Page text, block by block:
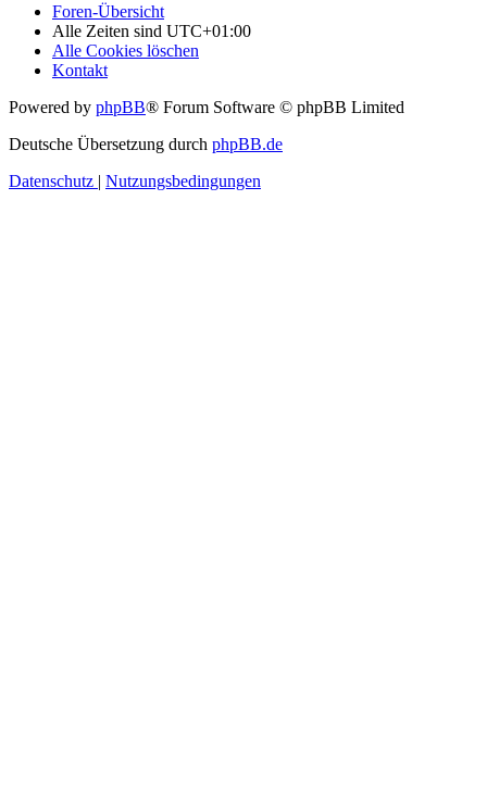
Foren-Übersicht
Alle Zeiten sind UTC+01:00
Alle Cookies löschen
Kontakt
Powered by phpBB® Forum Software © phpBB Limited
Deutsche Übersetzung durch phpBB.de
Datenschutz | Nutzungsbedingungen